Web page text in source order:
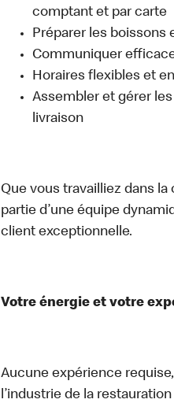
comptant et par carte
Préparer les boissons
Communiquer
Horaires flexibles et
Assembler et gérer
livraison
Que vous travailliez dans
partie d’une équipe
client exceptionnelle.
Votre énergie et votre
Aucune expérience
l’industrie de la